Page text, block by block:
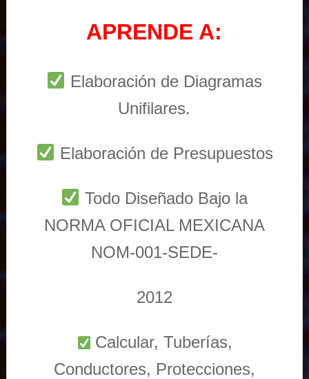
APRENDE A:
Elaboración de Diagramas
Unifilares.
Elaboración de Presupuestos
Todo Diseñado Bajo la
NORMA OFICIAL MEXICANA
NOM-001-SEDE-
2012
Calcular, Tuberías,
Conductores, Protecciones,